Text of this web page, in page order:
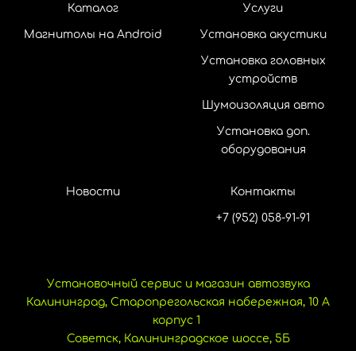
Каталог
Магнитолы на Android
Услуги
Установка акустики
Установка головных
устройств
Шумоизоляция авто
Установка доп.
оборудования
Новости Контакты
+7 (952) 058-91-91
Установочный сервис и магазин автозвука
Калининград, Старопрегольская набережная, 10 А
корпус 1
Советск, Калининградское шоссе, 5Б